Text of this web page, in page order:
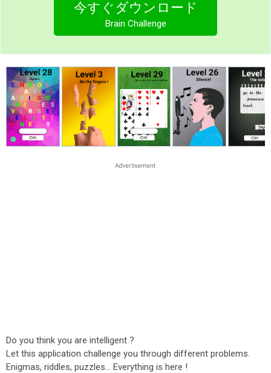
今すぐダウンロード
Brain Challenge
Do you think you are intelligent ?
Let this application challenge you through different problems.
Enigmas, riddles, puzzles... Everything is here !